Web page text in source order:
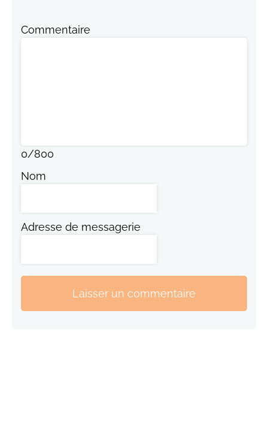
Commentaire
0/800
Nom
Adresse de messagerie
Laisser un commentaire